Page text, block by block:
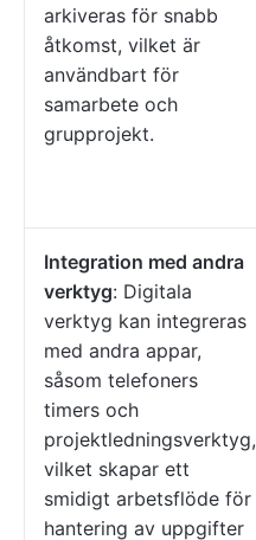
arkiveras för snabb
åtkomst, vilket är
användbart för
samarbete och
grupprojekt.
Integration med andra
verktyg: Digitala
verktyg kan integreras
med andra appar,
såsom telefoners
timers och
projektledningsverktyg,
vilket skapar ett
smidigt arbetsflöde för
hantering av uppgifter